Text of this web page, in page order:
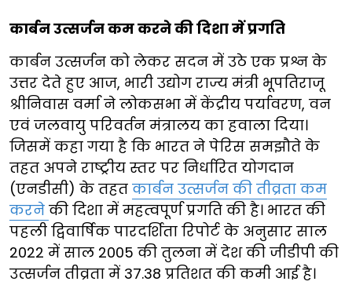
कार्बन उत्सर्जन कम करने की दिशा में प्रगति
कार्बन उत्सर्जन को लेकर सदन में उठे एक प्रश्न के
उत्तर देते हुए आज, भारी उद्योग राज्य मंत्री भूपतिराजू
श्रीनिवास वर्मा ने लोकसभा में केंद्रीय पर्यावरण, वन
एवं जलवायु परिवर्तन मंत्रालय का हवाला दिया।
जिसमें कहा गया है कि भारत ने पेरिस समझौते के
तहत अपने राष्ट्रीय स्तर पर निर्धारित योगदान
(एनडीसी) के तहत कार्बन उत्सर्जन की तीव्रता कम
करने की दिशा में महत्वपूर्ण प्रगति की है। भारत की
पहली द्विवार्षिक पारदर्शिता रिपोर्ट के अनुसार साल
2022 में साल 2005 की तुलना में देश की जीडीपी की
उत्सर्जन तीव्रता में 37.38 प्रतिशत की कमी आई है।